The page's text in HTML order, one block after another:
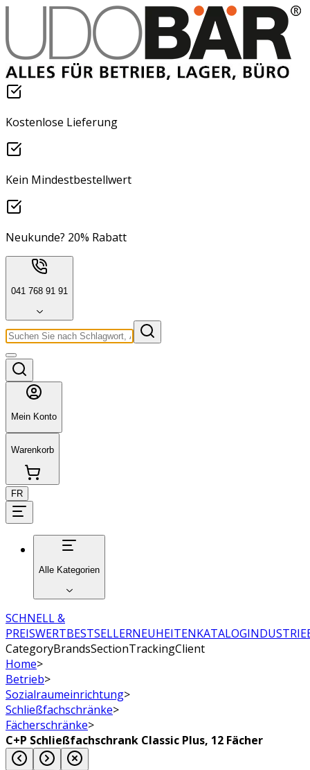
Kostenlose Lieferung
Kein Mindestbestellwert
Neukunde? 20% Rabatt
041 768 91 91
Mein Konto
Warenkorb
FR
Alle Kategorien
SCHNELL &
PREISWERTBESTSELLERNEUHEITENKATALOG
CategoryBrandsSectionTrackingClient
Home>
Betrieb>
Sozialraumeinrichtung>
Schließfachschränke>
Fächerschränke>
C+P Schließfachschrank Classic Plus, 12 Fächer